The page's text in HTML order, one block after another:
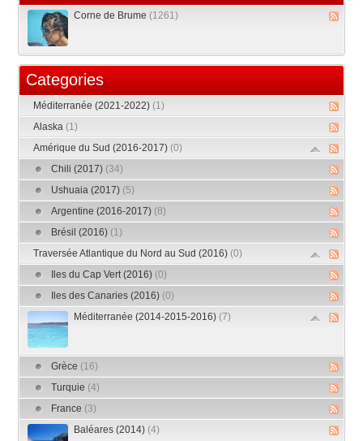
Corne de Brume (1261)
Categories
Méditerranée (2021-2022) (1)
Alaska (1)
Amérique du Sud (2016-2017) (0)
Chili (2017) (34)
Ushuaia (2017) (5)
Argentine (2016-2017) (8)
Brésil (2016) (1)
Traversée Atlantique du Nord au Sud (2016) (0)
Iles du Cap Vert (2016) (0)
Iles des Canaries (2016) (0)
Méditerranée (2014-2015-2016) (7)
Grèce (16)
Turquie (4)
France (3)
Baléares (2014) (4)